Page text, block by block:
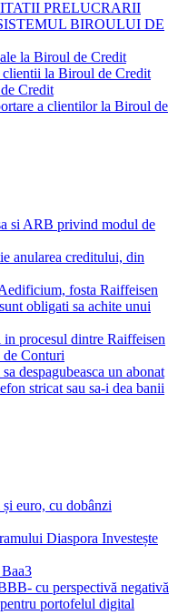
PRELUCRARII
BIROULUI DE
la Biroul de Credit
clientii la Biroul de Credit
Credit
a clientilor la Biroul de
si ARB privind modul de
anularea creditului, din
fosta Raiffeisen
obligati sa achite unui
procesul dintre Raiffeisen
de Conturi
despagubeasca un abonat
stricat sau sa-i dea banii
euro, cu dobânzi
Diaspora Investește
cu perspectivă negativă
portofelul digital